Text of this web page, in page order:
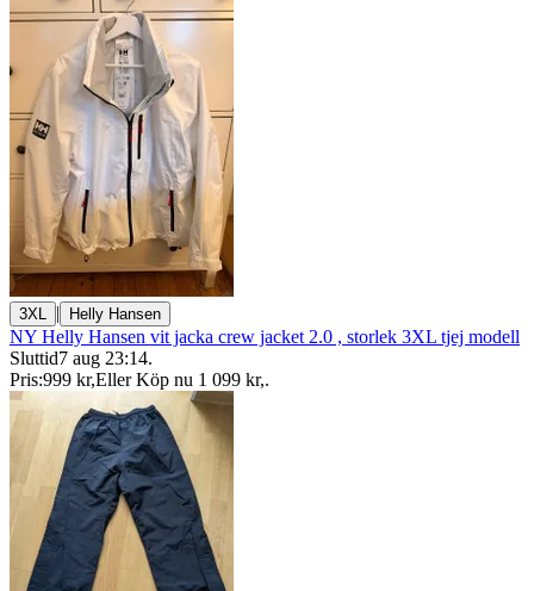
3XL | Helly Hansen
NY Helly Hansen vit jacka crew jacket 2.0 , storlek 3XL tjej modell
Sluttid7 aug 23:14.
Pris:999 kr,Eller Köp nu 1 099 kr,.